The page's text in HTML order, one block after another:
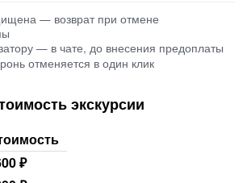
— возврат при отмене
— в чате, до внесения предоплаты
отменяется в один клик
экскурсии
₽